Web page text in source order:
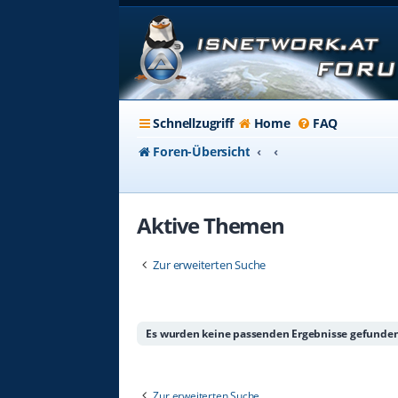
Schnellzugriff Home
FAQ
Foren-Übersicht
Aktive Themen
Zur erweiterten Suche
Es wurden keine passenden Ergebnisse